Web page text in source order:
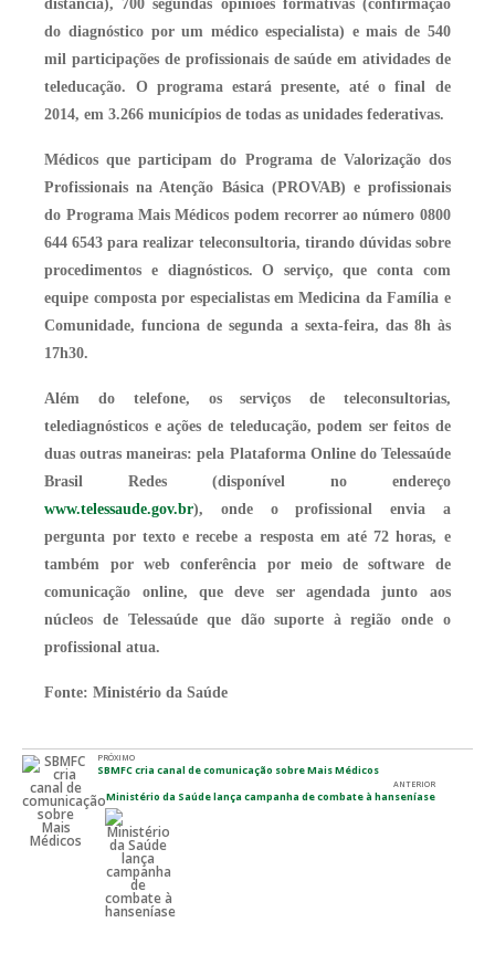
distância), 700 segundas opiniões formativas (confirmação
do diagnóstico por um médico especialista) e mais de 540
mil participações de profissionais de saúde em atividades de
teleducação. O programa estará presente, até o final de
2014, em 3.266 municípios de todas as unidades federativas.
Médicos que participam do Programa de Valorização dos
Profissionais na Atenção Básica (PROVAB) e profissionais
do Programa Mais Médicos podem recorrer ao número 0800
644 6543 para realizar teleconsultoria, tirando dúvidas sobre
procedimentos e diagnósticos. O serviço, que conta com
equipe composta por especialistas em Medicina da Família e
Comunidade, funciona de segunda a sexta-feira, das 8h às
17h30.
Além do telefone, os serviços de teleconsultorias,
telediagnósticos e ações de teleducação, podem ser feitos de
duas outras maneiras: pela Plataforma Online do Telessaúde
Brasil Redes (disponível no endereço
www.telessaude.gov.br), onde o profissional envia a
pergunta por texto e recebe a resposta em até 72 horas, e
também por web conferência por meio de software de
comunicação online, que deve ser agendada junto aos
núcleos de Telessaúde que dão suporte à região onde o
profissional atua.
Fonte: Ministério da Saúde
PRÓXIMO
SBMFC cria canal de comunicação sobre Mais Médicos
ANTERIOR
Ministério da Saúde lança campanha de combate à hanseníase